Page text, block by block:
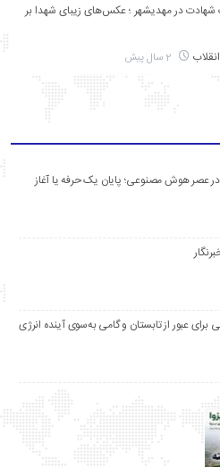
شهادت در مهدیشهر ؛ عکس‌های زیبای شهدا بر
در عصر هوش مصنوعی؛ پایان یک حرفه یا آغاز
برای عبور از تابستان و گامی به‌سوی آینده انرژی